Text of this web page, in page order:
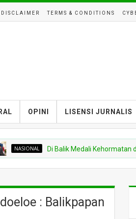
DISCLAIMER TERMS & CONDITIONS
OPINI LISENSI JURNALIS
Di Balik Medali Kehormatan dari
: Balikpapan